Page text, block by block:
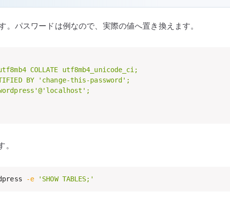
パスワードは例なので、実際の値へ置き換えます。
utf8mb4 COLLATE utf8mb4_unicode_ci;
BY 'change-this-password';
'wordpress'@'localhost';
-e 'SHOW TABLES;'